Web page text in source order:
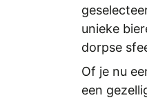
unieke
dorpse
Of je nu
een